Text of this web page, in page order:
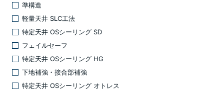
準構造
軽量天井 SLC工法
特定天井 OSシーリング SD
フェイルセーフ
特定天井 OSシーリング HG
下地補強・接合部補強
特定天井 OSシーリング オトレス